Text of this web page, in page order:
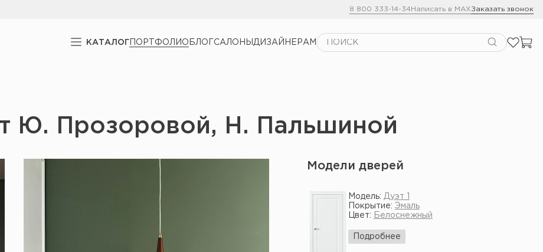
8 800 333-14-34Написать в MAXЗаказать звонок
КАТАЛОГ ПОРТФОЛИО БЛОГСАЛОНЫ ДИЗАЙНЕРАМ
Ю. Прозоровой, Н. Пальшиной
Модели дверей
Модель: Дуэт 1
Покрытие: Эмаль
Цвет:
Белоснежный
Подробнее